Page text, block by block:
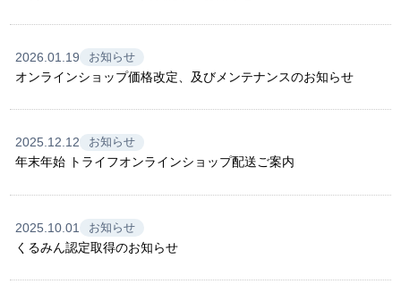
2026.01.19 お知らせ
オンラインショップ価格改定、及びメンテナンスのお知らせ
2025.12.12 お知らせ
年末年始 トライフオンラインショップ配送ご案内
2025.10.01 お知らせ
くるみん認定取得のお知らせ